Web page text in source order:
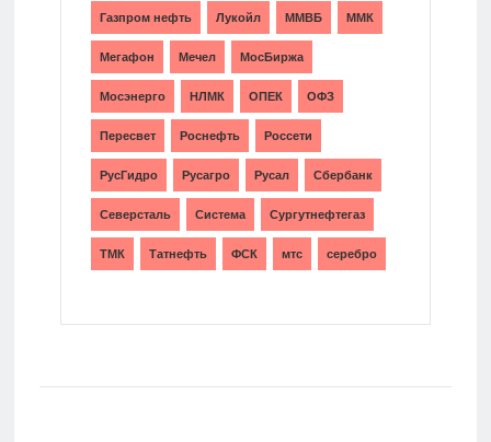
Газпром нефть Лукойл ММВБ ММК
Мегафон Мечел МосБиржа
Мосэнерго НЛМК ОПЕК ОФЗ
Пересвет Роснефть Россети
РусГидро Русагро Русал Сбербанк
Северсталь Система Сургутнефтегаз
ТМК Татнефть ФСК мтс серебро